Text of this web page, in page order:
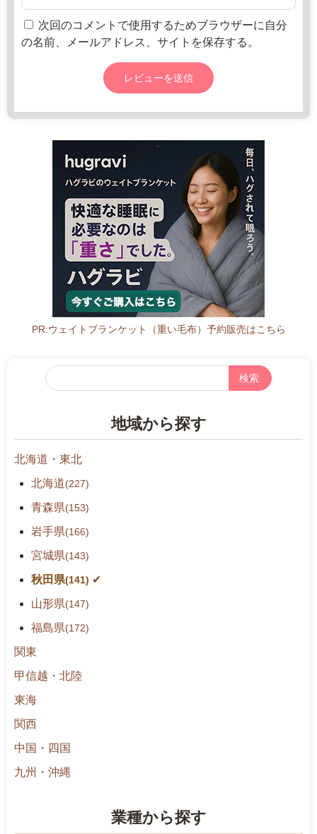
次回のコメントで使用するためブラウザーに自分
の名前、メールアドレス、サイトを保存する。
PR:ウェイトブランケット（重い毛布）予約販売はこちら
フ
リ
索
地域から探す
北海道・東北
北海道(227)
青森県(153)
岩手県(166)
宮城県(143)
秋田県(141)
山形県(147)
福島県(172)
関東
甲信越・北陸
東海
関西
中国・四国
九州・沖縄
業種から探す